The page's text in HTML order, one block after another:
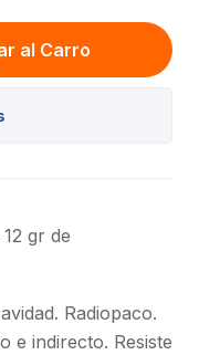
al Carro
gr de
Radiopaco.
e indirecto. Resiste